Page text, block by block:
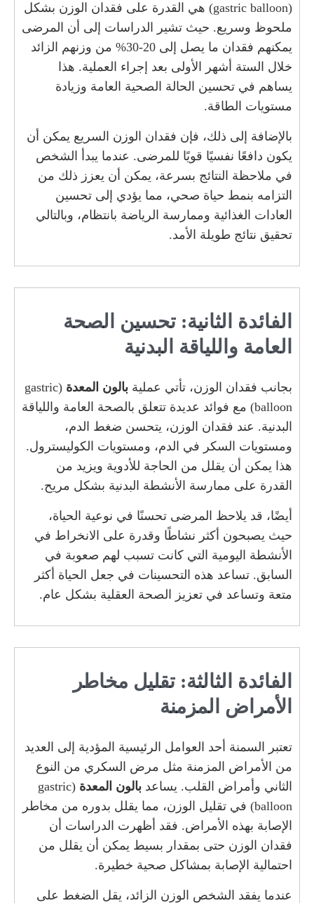
(gastric balloon) هي القدرة على فقدان الوزن بشكل
ملحوظ وسريع. حيث تشير الدراسات إلى أن المرضى
يمكنهم فقدان ما يصل إلى 20-30% من وزنهم الزائد
خلال الستة أشهر الأولى بعد إجراء العملية. هذا
يساهم في تحسين الحالة الصحية العامة وزيادة
مستويات الطاقة.
بالإضافة إلى ذلك، فإن فقدان الوزن السريع يمكن أن
يكون دافعًا نفسيًا قويًا للمرضى. عندما يبدأ الشخص
في ملاحظة النتائج بسرعة، يمكن أن يعزز ذلك من
التزامه بنمط حياة صحي، مما يؤدي إلى تحسين
العادات الغذائية وممارسة الرياضة بانتظام، وبالتالي
تحقيق نتائج طويلة الأمد.
الفائدة الثانية: تحسين الصحة
العامة واللياقة البدنية
بجانب فقدان الوزن، تأتي عملية بالون المعدة (gastric
balloon) مع فوائد عديدة تتعلق بالصحة العامة واللياقة
البدنية. عند فقدان الوزن، يتحسن ضغط الدم،
ومستويات السكر في الدم، ومستويات الكوليسترول.
هذا يمكن أن يقلل من الحاجة للأدوية ويزيد من
القدرة على ممارسة الأنشطة البدنية بشكل مريح.
أيضًا، قد يلاحظ المرضى تحسنًا في نوعية الحياة،
حيث يصبحون أكثر نشاطًا وقدرة على الانخراط في
الأنشطة اليومية التي كانت تسبب لهم صعوبة في
السابق. تساعد هذه التحسينات في جعل الحياة أكثر
متعة وتساعد في تعزيز الصحة العقلية بشكل عام.
الفائدة الثالثة: تقليل مخاطر
الأمراض المزمنة
تعتبر السمنة أحد العوامل الرئيسية المؤدية إلى العديد
من الأمراض المزمنة مثل مرض السكري من النوع
الثاني وأمراض القلب. يساعد بالون المعدة (gastric
balloon) في تقليل الوزن، مما يقلل بدوره من مخاطر
الإصابة بهذه الأمراض. فقد أظهرت الدراسات أن
فقدان الوزن حتى بمقدار بسيط يمكن أن يقلل من
احتمالية الإصابة بمشاكل صحية خطيرة.
عندما يفقد الشخص الوزن الزائد، يقل الضغط على